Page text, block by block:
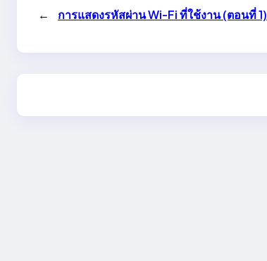
b
o
← การแสดงรหัสผ่าน Wi-Fi ที่ใช้งาน (ตอนที่ 1)